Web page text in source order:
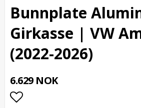
Bunnplate
Girkasse | VW
(2022-2026)
6.629 NOK